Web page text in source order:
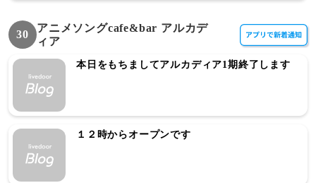
30
アニメソングcafe&bar アルカデ
ィア
本日をもちましてアルカディア1期終了します
１２時からオープンです